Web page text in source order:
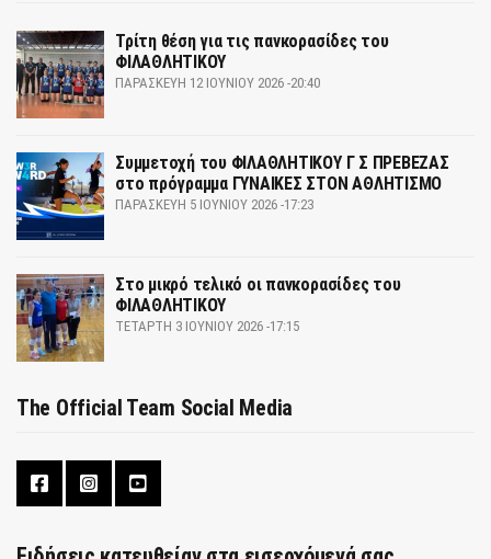
Τρίτη θέση για τις πανκορασίδες του
ΦΙΛΑΘΛΗΤΙΚΟΥ
ΠΑΡΑΣΚΕΥΉ 12 ΙΟΥΝΊΟΥ 2026 -20:40
Συμμετοχή του ΦΙΛΑΘΛΗΤΙΚΟΥ Γ Σ ΠΡΕΒΕΖΑΣ
στο πρόγραμμα ΓΥΝΑΙΚΕΣ ΣΤΟΝ ΑΘΛΗΤΙΣΜΟ
ΠΑΡΑΣΚΕΥΉ 5 ΙΟΥΝΊΟΥ 2026 -17:23
Στο μικρό τελικό οι πανκορασίδες του
ΦΙΛΑΘΛΗΤΙΚΟΥ
ΤΕΤΆΡΤΗ 3 ΙΟΥΝΊΟΥ 2026 -17:15
The Official Team Social Media